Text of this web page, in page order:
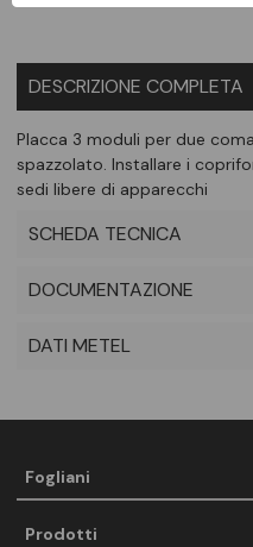
DESCRIZIONE COMPLETA
Placca 3 moduli per due
spazzolato. Installare i
sedi libere di apparecchi
SCHEDA TECNICA
DOCUMENTAZIONE
DATI METEL
Fogliani
Prodotti